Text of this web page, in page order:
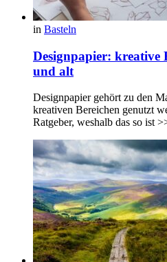
in Basteln
Designpapier: kreative
und alt
Designpapier gehört zu den
kreativen Bereichen genutzt
Ratgeber, weshalb das so ist